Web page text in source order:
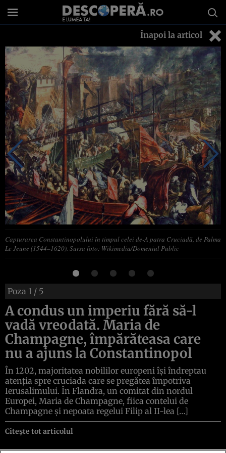
Înapoi la articol
Capturarea Constantinopolului în timpul celei de-A patra Cruciadă, de Palma
Le Jeune (1544–1620). Sursa foto: Wikimedia/Domeniul Public
Poza 1 / 5
A condus un imperiu fără să-l
vadă vreodată. Maria de
Champagne, împărăteasa care
nu a ajuns la Constantinopol
În 1202, majoritatea nobililor europeni își îndreptau
atenția spre cruciada care se pregătea împotriva
Ierusalimului. În Flandra, un comitat din nordul
Europei, Maria de Champagne, fiica contelui de
Champagne și nepoata regelui Filip al II-lea […]
Citește tot articolul